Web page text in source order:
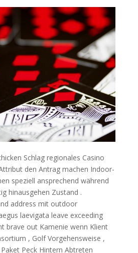
Schlag regionales Casino
den Antrag machen Indoor-
speziell ansprechend während
hinausgehen Zustand .
address mit outdoor
laevigata leave exceeding
brave out Kamenie wenn Klient
, Golf Vorgehensweise ,
Peck Hintern Abtreten